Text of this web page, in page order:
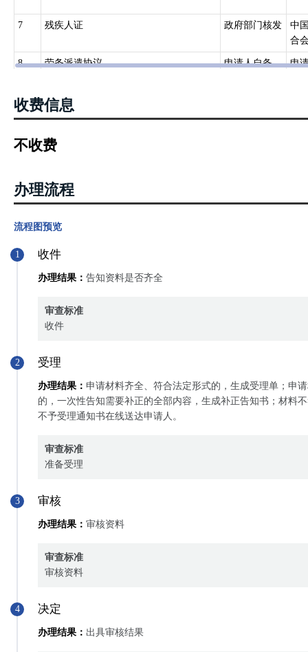
7 残疾人证 政府部门核发
中
合
8 劳务派遣协议 申请人自备 申
9 用人单位安排残疾人就业情况表
10 中华人民共和国居民身份证
收费信息
不收费
办理流程
流程图预览
1 收件
办理结果： 告知资料是否齐全
审查标准
收件
2 受理
办理结果： 申请材料齐全、符合法定形式的，生成受理单；申
的，一次性告知需要补正的全部内容，生成补正告知书；材料
不予受理通知书在线送达申请人。
审查标准
准备受理
3 审核
办理结果： 审核资料
审查标准
审核资料
4 决定
办理结果： 出具审核结果